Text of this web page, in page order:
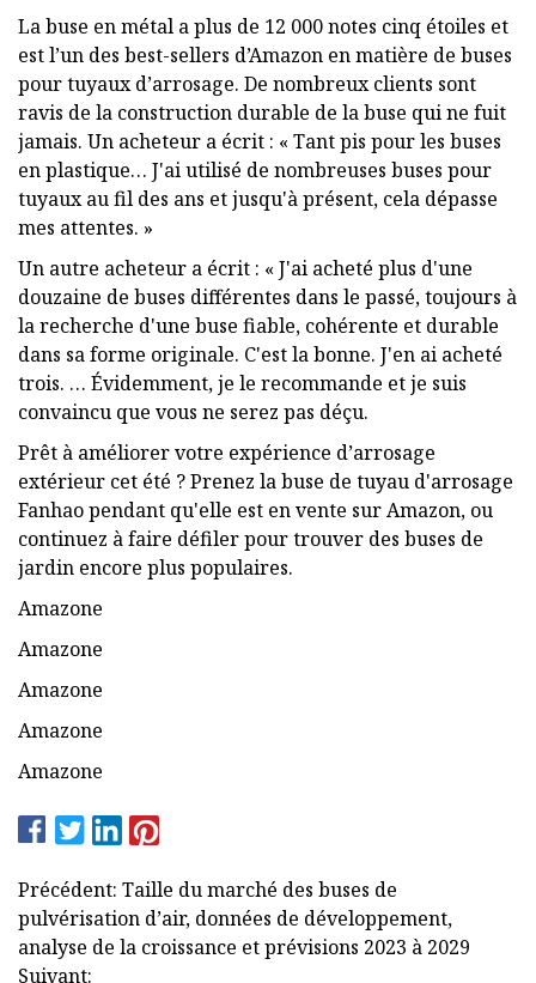
La buse en métal a plus de 12 000 notes cinq étoiles et
est l’un des best-sellers d’Amazon en matière de buses
pour tuyaux d’arrosage. De nombreux clients sont
ravis de la construction durable de la buse qui ne fuit
jamais. Un acheteur a écrit : « Tant pis pour les buses
en plastique… J'ai utilisé de nombreuses buses pour
tuyaux au fil des ans et jusqu'à présent, cela dépasse
mes attentes. »
Un autre acheteur a écrit : « J'ai acheté plus d'une
douzaine de buses différentes dans le passé, toujours à
la recherche d'une buse fiable, cohérente et durable
dans sa forme originale. C'est la bonne. J'en ai acheté
trois. … Évidemment, je le recommande et je suis
convaincu que vous ne serez pas déçu.
Prêt à améliorer votre expérience d’arrosage
extérieur cet été ? Prenez la buse de tuyau d'arrosage
Fanhao pendant qu'elle est en vente sur Amazon, ou
continuez à faire défiler pour trouver des buses de
jardin encore plus populaires.
Amazone
Amazone
Amazone
Amazone
Amazone
Précédent: Taille du marché des buses de
pulvérisation d’air, données de développement,
analyse de la croissance et prévisions 2023 à 2029
Suivant: